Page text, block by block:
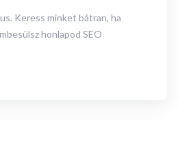
Keress minket bátran, ha
honlapod SEO